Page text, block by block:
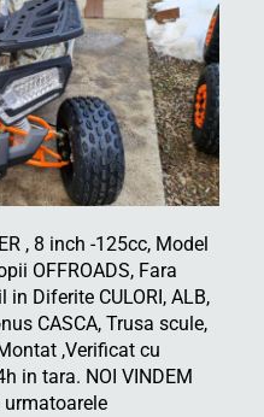
, 8 inch -125cc, Model
OFFROADS, Fara
in Diferite CULORI, ALB,
CASCA, Trusa scule,
,Verificat cu
in tara. NOI VINDEM
urmatoarele